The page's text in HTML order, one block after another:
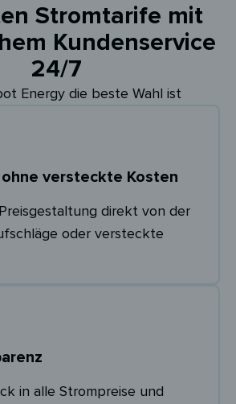
Stromtarife mit
Kundenservice
24/7
Energy die beste Wahl ist
versteckte Kosten
direkt von der
oder versteckte
in alle Strompreise und